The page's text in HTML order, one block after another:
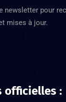
newsletter pour
mises à jour.
officielles :